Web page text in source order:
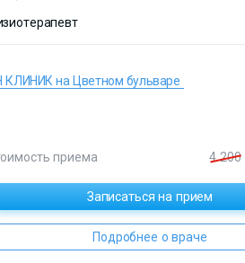
КЛИНИК на Цветном бульваре
приема 4 200
Записаться на прием
Подробнее о враче